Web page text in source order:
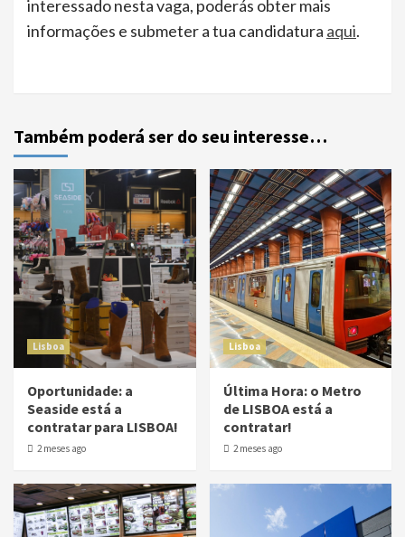
interessado nesta vaga, poderás obter mais
informações e submeter a tua candidatura aqui.
Também poderá ser do seu interesse…
Lisboa
Oportunidade: a
Seaside está a
contratar para LISBOA!
2 meses ago
Lisboa
Última Hora: o Metro
de LISBOA está a
contratar!
2 meses ago